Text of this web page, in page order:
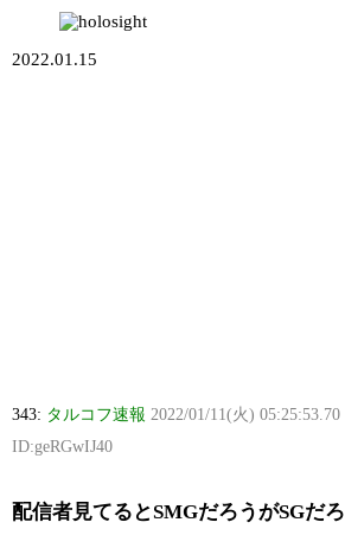
2022.01.15
343: タルコフ速報 2022/01/11(火) 05:25:53.70
ID:geRGwIJ40
配信者見てるとSMGだろうがSGだろ